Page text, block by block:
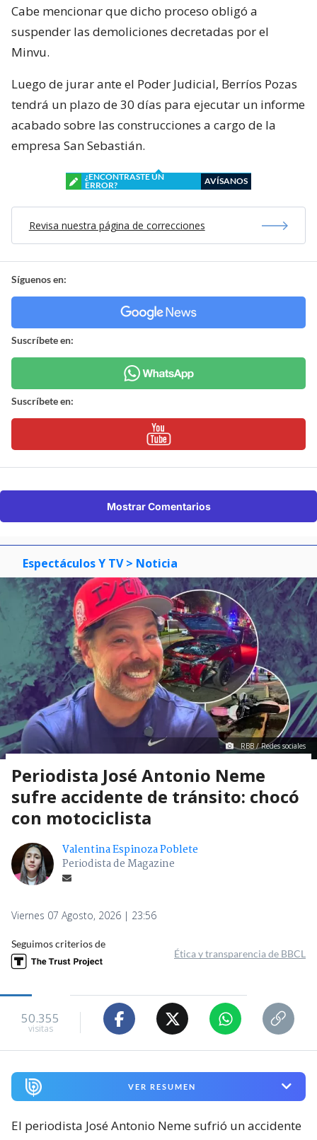
Cabe mencionar que dicho proceso obligó a
suspender las demoliciones decretadas por el
Minvu.
Luego de jurar ante el Poder Judicial, Berríos Pozas
tendrá un plazo de 30 días para ejecutar un informe
acabado sobre las construcciones a cargo de la
empresa San Sebastián.
¿ENCONTRASTE UN
ERROR?
AVÍSANOS
Revisa nuestra página de correcciones
Síguenos en:
Suscríbete en:
Suscríbete en:
Mostrar Comentarios
Espectáculos Y TV > Noticia
RBB / Redes sociales
Periodista José Antonio Neme
sufre accidente de tránsito: chocó
con motociclista
Valentina Espinoza Poblete
Periodista de Magazine
Viernes 07 Agosto, 2026 | 23:56
Seguimos criterios de
Ética y transparencia de BBCL
50.355
visitas
VER RESUMEN
El periodista José Antonio Neme sufrió un accidente